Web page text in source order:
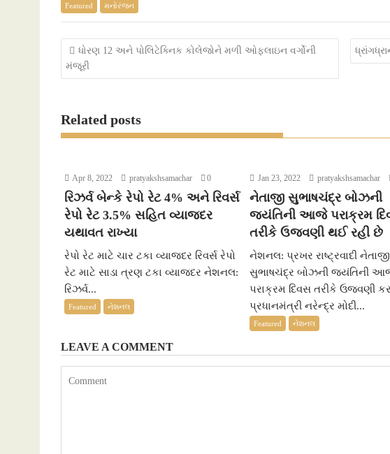
c
e
o
i
t
r
t s
r
s i
Featured મનોરંજન
Post
navigation
ધોરણ 12 અને પોલિટેક્નિક કોલેજોને મળી ઓફલાઇન વર્ગોની
મંજૂરી
Related posts
Apr 8, 2022 pratyakshsamachar 0
રિઝર્વ બેન્કે રેપો રેટ 4% અને રિવર્સ
રેપો રેટ 3.5% સહિત વ્યાજદર
યથાવત રાખ્યા
રેપો રેટ માટે ચાર ટકા વ્યાજદર રિવર્સ રેપો
રેટ માટે સાડા ત્રણ ટકા વ્યાજદર નેશનલ:
રિઝર્વ...
Featured નેશનલ
Jan 23, 2022 pratyakshsamachar
નેતાજી સુભાષચંદ્ર બોઝની
જયંતિની આજે પરાક્રમ
તરીકે ઉજવણી થઈ રહી છે
નેશનલ: પ્રખર રાષ્ટ્રવાદી નેતાજી
સુભાષચંદ્ર બોઝની જયંતિની
પરાક્રમ દિવસ તરીકે ઉજવણી
પ્રધાનમંત્રી નરેન્દ્ર મોદી...
Featured નેશનલ
LEAVE A COMMENT